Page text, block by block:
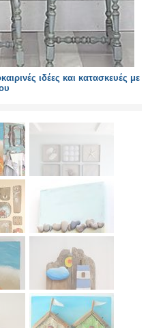
ιδέες και κατασκευές με